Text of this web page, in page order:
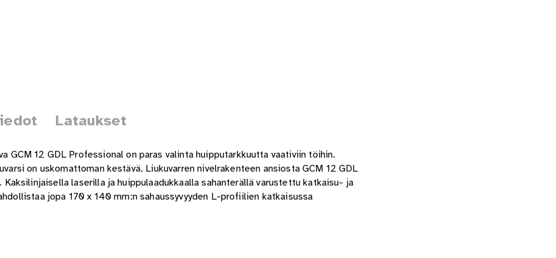
Lataukset
12 GDL Professional on paras valinta huipputarkkuutta vaativiin töihin.
on uskomattoman kestävä. Liukuvarren nivelrakenteen ansiosta GCM 12 GDL
laserilla ja huippulaadukkaalla sahanterällä varustettu katkaisu- ja
jopa 170 x 140 mm:n sahaussyvyyden L-profiilien katkaisussa